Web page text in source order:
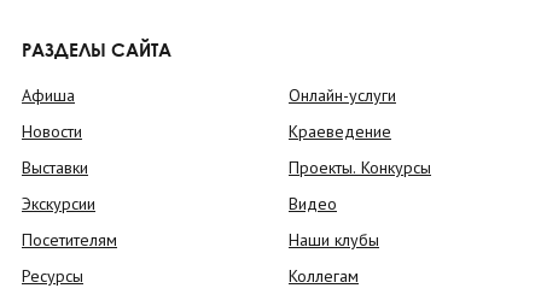
РАЗДЕЛЫ САЙТА
Афиша
Новости
Выставки
Экскурсии
Посетителям
Ресурсы
Онлайн-услуги
Краеведение
Проекты. Конкурсы
Видео
Наши клубы
Коллегам